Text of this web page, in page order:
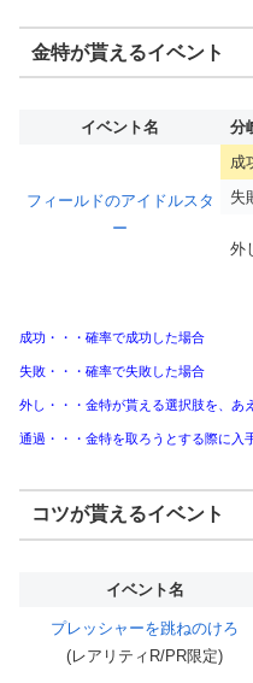
金特が貰えるイベント
イベント名 分
フィールドのアイドルスタ
ー
成
失
外
成功・・・確率で成功した場合
失敗・・・確率で失敗した場合
外し・・・金特が貰える選択肢を、あ
通過・・・金特を取ろうとする際に入
コツが貰えるイベント
イベント名
プレッシャーを跳ねのけろ
(レアリティR/PR限定)